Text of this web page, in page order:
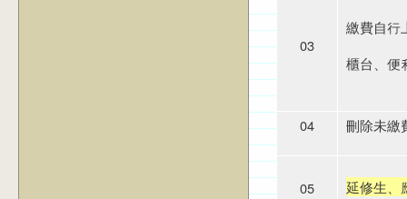
03
繳費自行
櫃台、 便
04 刪除未繳
05 延修生、